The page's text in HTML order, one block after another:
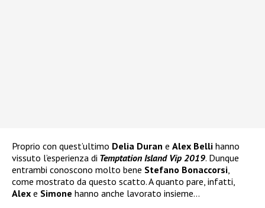
Proprio con quest’ultimo Delia Duran e Alex Belli hanno
vissuto l’esperienza di Temptation Island Vip 2019. Dunque
entrambi conoscono molto bene Stefano Bonaccorsi
come mostrato da questo scatto. A quanto pare, infatti,
Alex e Simone hanno anche lavorato insieme…